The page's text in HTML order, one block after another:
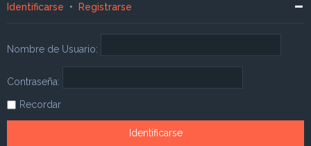
Identificarse • Registrarse
Nombre de Usuario:
Contraseña:
Recordar